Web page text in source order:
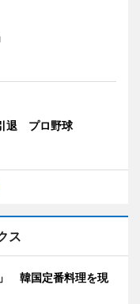
退 プロ野球
ス
韓国定番料理を現